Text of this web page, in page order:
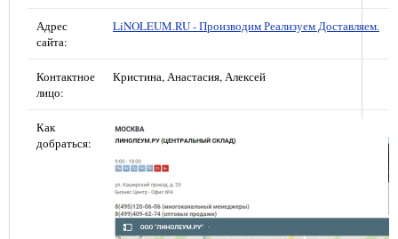
Адрес
сайта:
LiNOLEUM.RU - Производим Реализуем Доставляем.
Контактное
лицо:
Кристина, Анастасия, Алексей
Как
добраться: